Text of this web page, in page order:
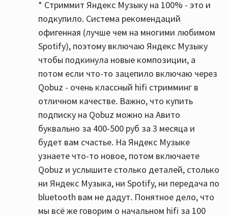
* Стриммит Яндекс Музыку на 100% - это и
подкупило. Система рекомендаций
офигенная (лучше чем на многими любимом
Spotify), поэтому включаю Яндекс Музыку
чтобы подкинула новые композиции, а
потом если что-то зацепило включаю через
Qobuz - очень классный hifi стримминг в
отличном качестве. Важно, что купить
подписку на Qobuz можно на Авито
буквально за 400-500 руб за 3 месяца и
будет вам счастье. На Яндекс Музыке
узнаете что-то новое, потом включаете
Qobuz и услышите столько деталей, столько
ни Яндекс Музыка, ни Spotify, ни передача по
bluetooth вам не дадут. Понятное дело, что
мы всё же говорим о начальном hifi за 100